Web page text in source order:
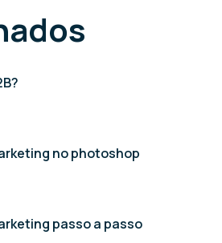
no photoshop
passo a passo